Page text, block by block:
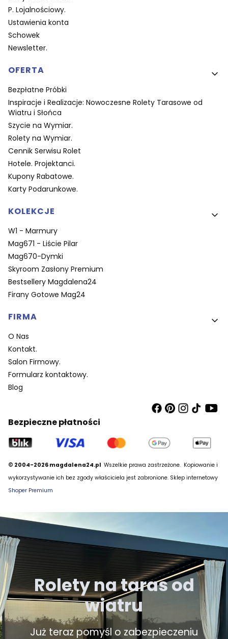
P. Lojalnościowy.
Ustawienia konta
Schowek
Newsletter.
OFERTA
Bezpłatne Próbki
Inspiracje i Realizacje: Nowoczesne Rolety Tarasowe od
Wiatru i Słońca
Szycie na Wymiar.
Rolety na Wymiar.
Cennik Serwisu Rolet
Hotele. Projektanci.
Kupony Rabatowe.
Karty Podarunkowe.
KOLEKCJE
W1 - Marmury
Mag671 - Liście Pilar
Mag670-Dymki
Skyroom Zasłony Premium
Bestsellery Magdalena24
Firany Gotowe Mag24
FIRMA
O Nas
Kontakt.
Salon Firmowy.
Formularz kontaktowy.
Blog
Bezpieczne płatności
© 2004-2026 magdalena24.pl Wszelkie prawa zastrzeżone. Kopiowanie i
wykorzystywanie ich bez zgody właściciela jest zabronione. Sklep internetowy
Shoper Premium
Rolety na taras od
wiatru
Już teraz pomyśl o zabezpieczeniu